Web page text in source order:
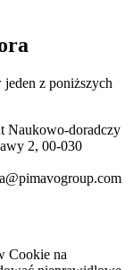
z poniższych
Naukowo-doradczy
2, 00-030
Cookie na